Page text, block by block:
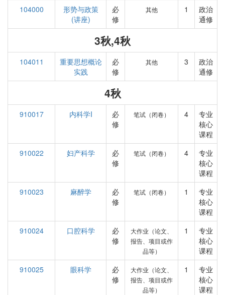
104000
形势与政策
(讲座)
必
修
其他 1
政治
通修
3秋,4秋
104011
重要思想概论
实践
必
修
其他 3
政治
通修
4秋
910017 内科学I
必
修
笔试（闭卷） 4
专业
核心
课程
910022
妇产科学
必
修
笔试（闭卷） 4
专业
核心
课程
910023
麻醉学
必
修
笔试（闭卷） 1
专业
核心
课程
910024
口腔科学
必
修
大作业（论文、
报告、项目或作
品等）
1
专业
核心
课程
910025
眼科学
必
修
大作业（论文、
报告、项目或作
品等）
1
专业
核心
课程